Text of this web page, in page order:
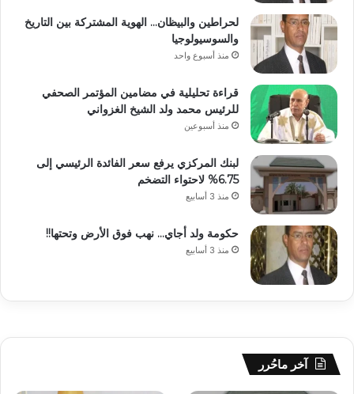
لحراطين والبيظان… الهوية المشتركة بين التاريخ
والسوسيولوجيا
منذ أسبوع واحد
قراءة تحليلية في مضامين المؤتمر الصحفي
للرئيس محمد ولد الشيخ الغزواني
منذ أسبوعين
لبنك المركزي يرفع سعر الفائدة الرئيسي إلى
6.75% لاحتواء التضخم
منذ 3 أسابيع
حكومة ولد أجاي… نهب فوق الأرض وتحتها!!
منذ 3 أسابيع
آخر ماحُرر